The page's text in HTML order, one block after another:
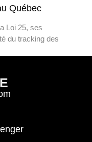
Québec
Loi 25, ses
du tracking des